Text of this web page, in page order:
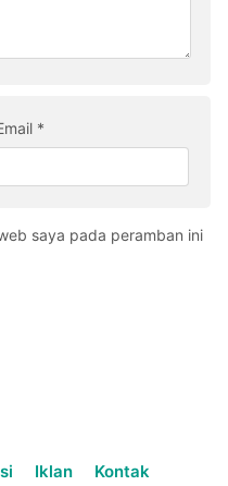
*
saya pada peramban ini
Iklan Kontak